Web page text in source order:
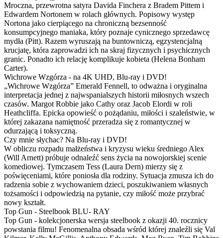
Mroczna, przewrotna satyra Davida Finchera z Bradem Pittem i
Edwardem Nortonem w rolach głównych. Popisowy występ
Nortona jako cierpiącego na chroniczną bezsenność
konsumpcyjnego maniaka, który poznaje cynicznego sprzedawcę
mydła (Pitt). Razem wyruszają na buntowniczą, egzystencjalną
krucjatę, która zaprowadzi ich na skraj fizycznych i psychicznych
granic. Ponadto ich relację komplikuje kobieta (Helena Bonham
Carter).
Wichrowe Wzgórza - na 4K UHD, Blu-ray i DVD!
„Wichrowe Wzgórza” Emerald Fennell, to odważna i oryginalna
interpretacja jednej z najwspanialszych historii miłosnych wszech
czasów. Margot Robbie jako Cathy oraz Jacob Elordi w roli
Heathcliffa. Epicka opowieść o pożądaniu, miłości i szaleństwie, w
której zakazana namiętność przeradza się z romantycznej w
odurzającą i toksyczną.
Czy mnie słychac? Na Blu-ray i DVD!
W obliczu rozpadu małżeństwa i kryzysu wieku średniego Alex
(Will Arnett) próbuje odnaleźć sens życia na nowojorskiej scenie
komediowej. Tymczasem Tess (Laura Dern) mierzy się z
poświęceniami, które poniosła dla rodziny. Sytuacja zmusza ich do
radzenia sobie z wychowaniem dzieci, poszukiwaniem własnych
tożsamości i odpowiedzią na pytanie, czy miłość może przybrać
nowy kształt.
Top Gun - Steelbook BLU- RAY
Top Gun - kolekcjonerska wersja steelbook z okazji 40. rocznicy
powstania filmu! Fenomenalna obsada wśród której znaleźli się Val